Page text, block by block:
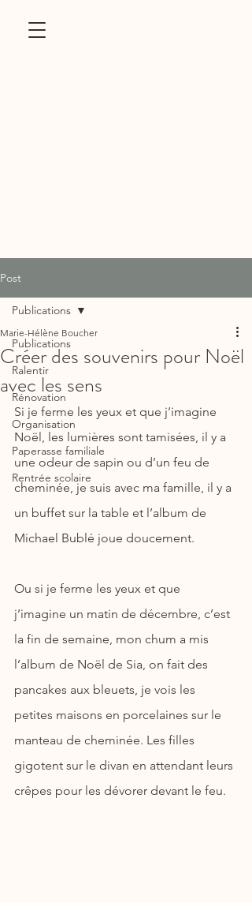
Post
Publications
Ralentir
Rénovation
Organisation
Paperasse familiale
Rentrée scolaire
Publications
Créer des souvenirs pour Noël
avec les sens
Marie-Hélène Boucher
Si je ferme les yeux et que j’imagine
Noël, les lumières sont tamisées, il y a
une odeur de sapin ou d’un feu de
cheminée, je suis avec ma famille, il y a
un buffet sur la table et l’album de
Michael Bublé joue doucement.
Ou si je ferme les yeux et que
j’imagine un matin de décembre, c’est
la fin de semaine, mon chum a mis
l’album de Noël de Sia, on fait des
pancakes aux bleuets, je vois les
petites maisons en porcelaines sur le
manteau de cheminée. Les filles
gigotent sur le divan en attendant leurs
crêpes pour les dévorer devant le feu.